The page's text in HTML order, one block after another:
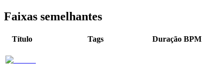
Faixas semelhantes
Título Tags Duração BPM